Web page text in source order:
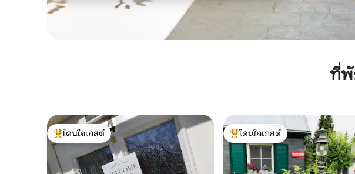
ที่พั
โดนใจเกสต์ที่สุด
โดนใจเกสต์
โดนใจเกสต์ที่สุด
โดนใจเกสต์